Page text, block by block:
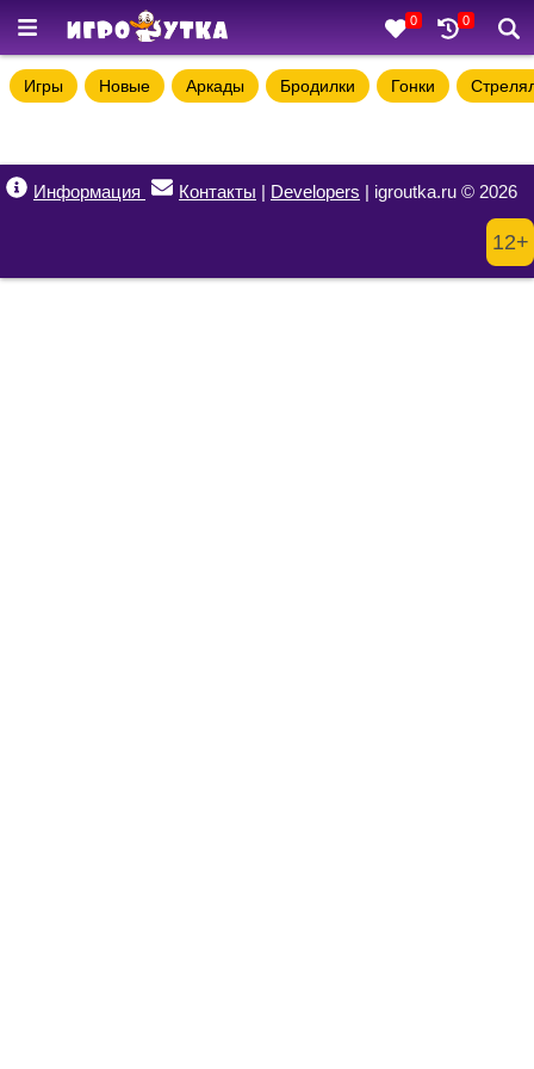
0 0
Игры Новые Аркады Бродилки Гонки
Информация Контакты | Developers | igroutka.ru © 2026
12+